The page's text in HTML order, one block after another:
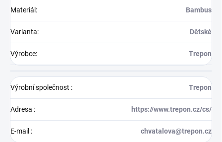
Materiál : Bambus
Varianta: Dětské
Výrobce: Trepon
Výrobní společnost : Trepon
Adresa : https://www.trepon.cz/cs/
E-mail : chvatalova@trepon.cz